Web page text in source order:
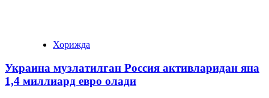
Хорижда
Украина музлатилган Россия активларидан яна
1,4 миллиард евро олади